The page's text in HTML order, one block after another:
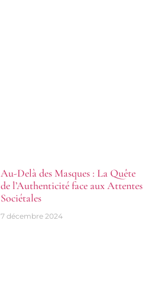
Au-Delà des Masques : La Quête
de l’Authenticité face aux Attentes
Sociétales
7 décembre 2024